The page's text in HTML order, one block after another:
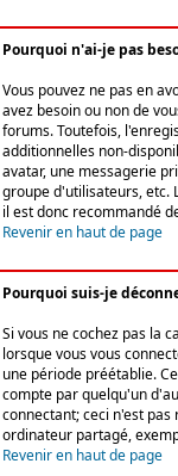
Pourquoi n'ai-je pas
Vous pouvez ne pas en
avez besoin ou non de
forums. Toutefois,
additionnelles non-
avatar, une messagerie
groupe d'utilisateurs, etc.
il est donc recommandé
Revenir en haut de page
Pourquoi suis-je
Si vous ne cochez pas la
lorsque vous vous
une période préétablie.
compte par quelqu'un
connectant; ceci n'est
ordinateur partagé,
Revenir en haut de page